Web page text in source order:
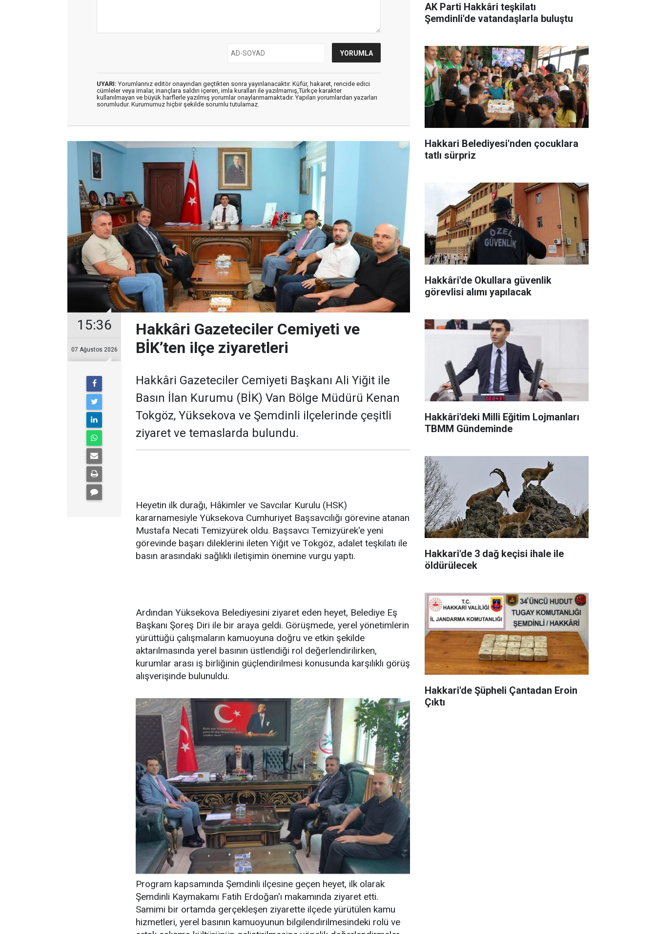
UYARI: Yorumlarınız editör onayından geçtikten sonra yayınlanacaktır. Küfür, hakaret, rencide edici
cümleler veya imalar, inançlara saldırı içeren, imla kuralları ile yazılmamış,Türkçe karakter
kullanılmayan ve büyük harflerle yazılmış yorumlar onaylanmamaktadır. Yapılan yorumlardan yazarları
sorumludur. Kurumumuz hiçbir şekilde sorumlu tutulamaz.
15:36
07 Ağustos 2026
Hakkâri Gazeteciler Cemiyeti ve
BİK’ten ilçe ziyaretleri
Hakkâri Gazeteciler Cemiyeti Başkanı Ali Yiğit ile
Basın İlan Kurumu (BİK) Van Bölge Müdürü Kenan
Tokgöz, Yüksekova ve Şemdinli ilçelerinde çeşitli
ziyaret ve temaslarda bulundu.
Heyetin ilk durağı, Hâkimler ve Savcılar Kurulu (HSK)
kararnamesiyle Yüksekova Cumhuriyet Başsavcılığı görevine atanan
Mustafa Necati Temizyürek oldu. Başsavcı Temizyürek'e yeni
görevinde başarı dileklerini ileten Yiğit ve Tokgöz, adalet teşkilatı ile
basın arasındaki sağlıklı iletişimin önemine vurgu yaptı.
Ardından Yüksekova Belediyesini ziyaret eden heyet, Belediye Eş
Başkanı Şoreş Diri ile bir araya geldi. Görüşmede, yerel yönetimlerin
yürüttüğü çalışmaların kamuoyuna doğru ve etkin şekilde
aktarılmasında yerel basının üstlendiği rol değerlendirilirken,
kurumlar arası iş birliğinin güçlendirilmesi konusunda karşılıklı görüş
alışverişinde bulunuldu.
Program kapsamında Şemdinli ilçesine geçen heyet, ilk olarak
Şemdinli Kaymakamı Fatih Erdoğan'ı makamında ziyaret etti.
Samimi bir ortamda gerçekleşen ziyarette ilçede yürütülen kamu
hizmetleri, yerel basının kamuoyunun bilgilendirilmesindeki rolü ve
AK Parti Hakkâri teşkilatı
Şemdinli'de vatandaşlarla buluştu
Hakkari Belediyesi'nden çocuklara
tatlı sürpriz
Hakkâri'de Okullara güvenlik
görevlisi alımı yapılacak
Hakkâri'deki Milli Eğitim Lojmanları
TBMM Gündeminde
Hakkari'de 3 dağ keçisi ihale ile
öldürülecek
Hakkari'de Şüpheli Çantadan Eroin
Çıktı